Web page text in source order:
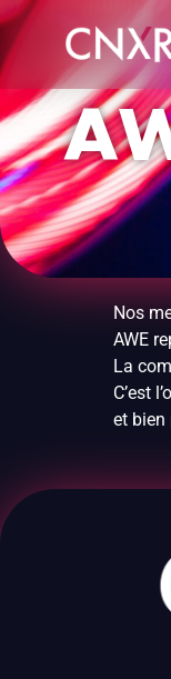
Nos
AWE
La
C’est
et bien